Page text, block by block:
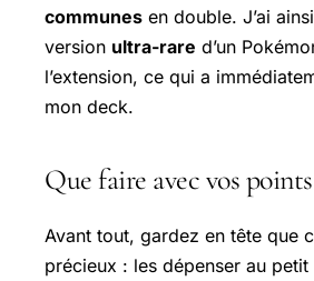
communes en double. J’ai
version ultra-rare d’un
l’extension, ce qui a
mon deck.
Que faire avec vos
Avant tout, gardez en tête que
précieux : les dépenser au petit